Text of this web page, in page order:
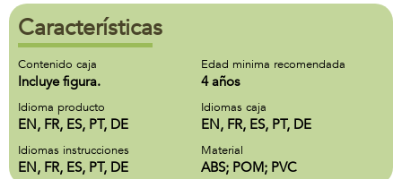
Características
Contenido caja
Incluye figura.
Edad minima recomendada
4 años
Idioma producto
EN, FR, ES, PT, DE
Idiomas caja
EN, FR, ES, PT, DE
Idiomas instrucciones
EN, FR, ES, PT, DE
Material
ABS; POM; PVC